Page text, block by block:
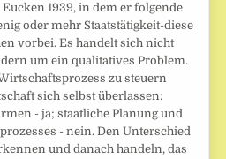
Eucken 1939, in dem er folgende
oder mehr Staatstätigkeit-diese
vorbei. Es handelt sich nicht
um ein qualitatives Problem.
zu steuern
sich selbst überlassen:
- ja; staatliche Planung und
- nein. Den Unterschied
und danach handeln, das